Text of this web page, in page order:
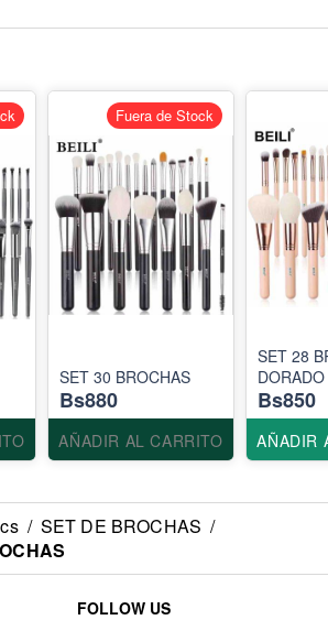
SET 30 BROCHAS
Bs880
AÑADIR AL CARRITO
Fuera de Stock
SET 28
DORADO
Bs850
AÑADIR
/ SET DE BROCHAS /
FOLLOW US